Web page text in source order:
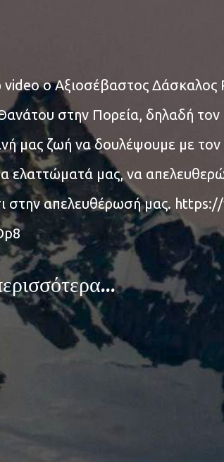
ο Αξιοσέβαστος Δάσκαλος
στην Πορεία, δηλαδή
μας ζωή να δουλέψουμε με
ελαττώματά μας, να
στην απελευθέρωσή μας.